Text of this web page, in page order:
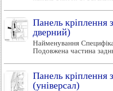
Панель кріплення
дверний)
Найменування
Подовжена частина
Панель кріплення
(універсал)